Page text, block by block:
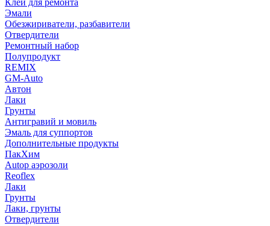
Клеи для ремонта
Эмали
Обезжириватели, разбавители
Отвердители
Ремонтный набор
Полупродукт
REMIX
GM-Auto
Автон
Лаки
Грунты
Антигравий и мовиль
Эмаль для суппортов
Дополнительные продукты
ПакХим
Autop аэрозоли
Reoflex
Лаки
Грунты
Лаки, грунты
Отвердители